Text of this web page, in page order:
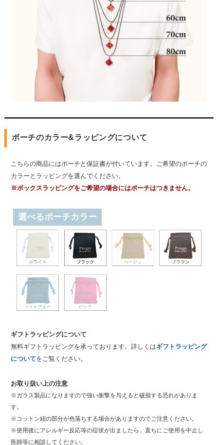
ポーチのカラー&ラッピングについて
こちらの商品にはポーチと保証書が付いています。ご希望のポーチの
カラーとラッピングを選んでください。
※ボックスラッピングをご希望の場合にはポーチはつきません。
選べるポーチカラー
ギフトラッピングについて
無料ギフトラッピングを承っております。詳しくはギフトラッピング
についてをご覧ください。
お取り扱い上の注意
※ガラス製品になりますので強い衝撃を与えると破損する恐れがありま
す。
※コットン紐の部分が色落ちする場合がありますのでご注意ください。
※使用後にアレルギー反応等の症状が出ましたら、直ちにご使用を中止し
医師等に相談してください。